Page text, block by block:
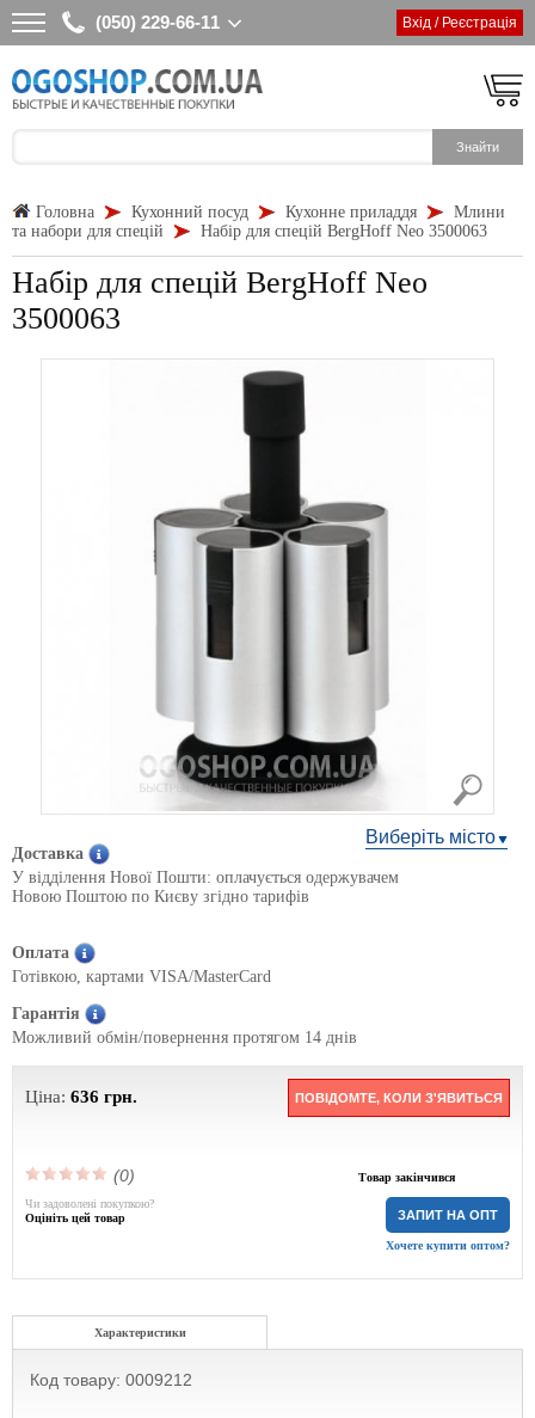
(050) 229-66-11 Вхід / Реєстрація
Головна Кухонний посуд Кухонне приладдя
Млини
та набори для спецій
Набір для спецій BergHoff Neo 3500063
Набір для спецій BergHoff Neo
3500063
Виберіть місто
Доставка
У відділення Нової Пошти: оплачується одержувачем
Новою Поштою по Києву згідно тарифів
Оплата
Готівкою, картами VISA/MasterCard
Гарантія
Можливий обмін/повернення протягом 14 днів
Ціна: 636 грн. ПОВІДОМТЕ, КОЛИ З'ЯВИТЬСЯ
(0) Товар закінчився
ЗАПИТ НА ОПТ
Хочете купити оптом?
Чи задоволені покупкою?
Оцініть цей товар
Характеристики
Код товару: 0009212